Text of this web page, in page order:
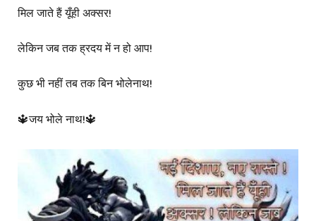
मिल जाते हैं यूँही अक्सर!
लेकिन जब तक ह्रदय में न हो आप!
कुछ भी नहीं तब तक बिन भोलेनाथ!
🔱जय भोले नाथ!🔱